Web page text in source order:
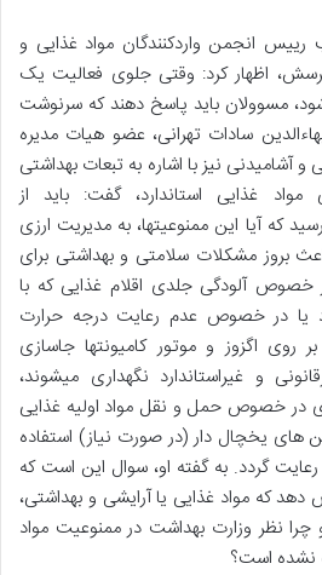
ريیس انجمن واردکنندگان مواد غذایی و
اظهار کرد: وقتی جلوی فعالیت یک
مسوولان باید پاسخ دهند که سرنوشت
سادات تهرانی، عضو هیات مدیره
و آشامیدنی نیز با اشاره به تبعات بهداشتی
مواد غذایی استاندارد، گفت: باید از
که آیا این ممنوعیتها، به مدیریت ارزی
بروز مشکلات سلامتی و بهداشتی برای
خصوص آلودگی جلدی اقلام غذایی که با
یا در خصوص عدم رعایت درجه حرارت
اگزوز و موتور کامیونتها جاسازی
و غیراستاندارد نگهداری میشوند،
در خصوص حمل و نقل مواد اولیه غذایی
های یخچال دار (در صورت نیاز) استفاده
گردد. به گفته او، سوال این است که
که مواد غذایی یا آرایشی و بهداشتی،
نظر وزارت بهداشت در ممنوعیت مواد
نشده است؟